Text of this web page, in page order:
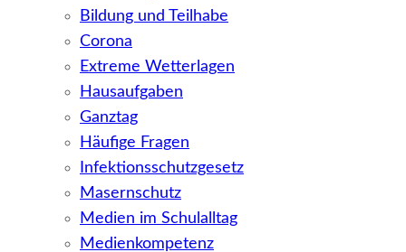
Bildung und Teilhabe
Corona
Extreme Wetterlagen
Hausaufgaben
Ganztag
Häufige Fragen
Infektionsschutzgesetz
Masernschutz
Medien im Schulalltag
Medienkompetenz